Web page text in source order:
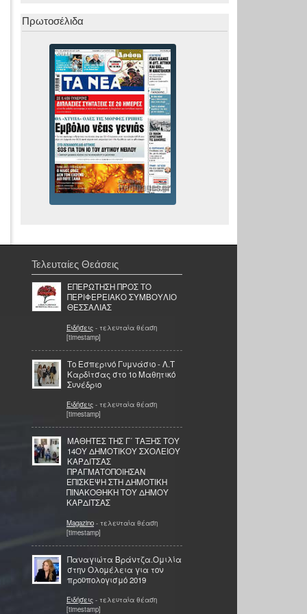
Πρωτοσέλιδα
Τελευταίες Θεάσεις
ΕΠΕΡΩΤΗΣΗ ΠΡΟΣ ΤΟ
ΠΕΡΙΦΕΡΕΙΑΚΟ ΣΥΜΒΟΥΛΙΟ
ΘΕΣΣΑΛΙΑΣ
Ειδήσεις - τελευταία θέαση
[timestamp]
Το Εσπερινό Γυμνάσιο - Λ.Τ
Καρδίτσας στο 1ο Μαθητικό
Συνέδριο
Ειδήσεις - τελευταία θέαση
[timestamp]
ΜΑΘΗΤΕΣ ΤΗΣ Γ΄ ΤΑΞΗΣ ΤΟΥ
14ΟΥ ΔΗΜΟΤΙΚΟΥ ΣΧΟΛΕΙΟΥ
ΚΑΡΔΙΤΣΑΣ
ΠΡΑΓΜΑΤΟΠΟΙΗΣΑΝ
ΕΠΙΣΚΕΨΗ ΣΤΗ ΔΗΜΟΤΙΚΗ
ΠΙΝΑΚΟΘΗΚΗ ΤΟΥ ΔΗΜΟΥ
ΚΑΡΔΙΤΣΑΣ
Magazino - τελευταία θέαση
[timestamp]
Παναγιώτα Βράντζα.Ομιλία
στην Ολομέλεια για τον
προϋπολογισμό 2019
Ειδήσεις - τελευταία θέαση
[timestamp]